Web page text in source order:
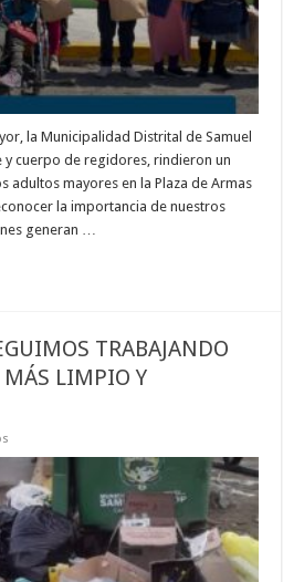
la Municipalidad Distrital de Samuel
cuerpo de regidores, rindieron un
adultos mayores en la Plaza de Armas
la importancia de nuestros
generan …
TRABAJANDO
MÁS LIMPIO Y